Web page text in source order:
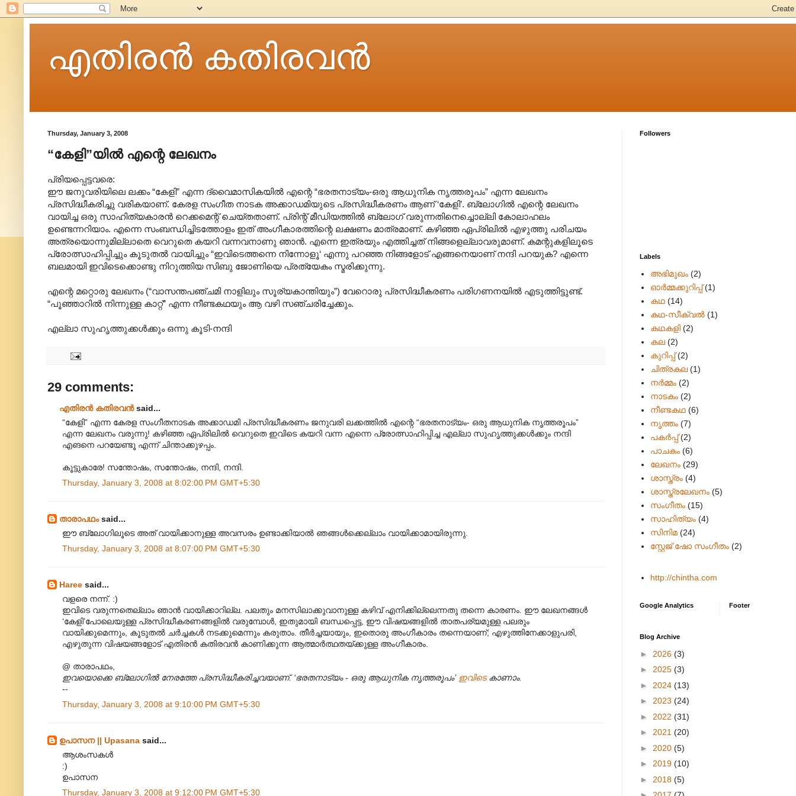
എതിരന്‍ കതിരവന്‍
Thursday, January 3, 2008
“കേളി”യില്‍ എന്റെ ലേഖനം
പ്രിയപ്പെട്ടവരെ:
ഈ ജനുവരിയിലെ ലക്കം “കേളി” എന്ന ദ്വൈമാസികയില്‍ എന്റെ “ഭരതനാട്യം-ഒരു ആധുനിക നൃത്തരൂപം” എന്ന ലേഖനം
പ്രസിദ്ധീകരിച്ചു വരികയാണ്. കേരള സംഗീത നാടക അക്കാഡമിയുടെ പ്രസിദ്ധീകരണം ആണ് ‘കേളി’. ബ്ലോഗില്‍ എന്റെ ലേഖനം
വായിച്ച ഒരു സാഹിത്യകാരന്‍ റെക്കമെന്റ് ചെയ്തതാണ്. പ്രിന്റ് മീഡിയത്തില്‍ ബ്ലോഗ് വരുന്നതിനെച്ചൊല്ലി കോലാഹലം
ഉണ്ടെന്നറിയാം. എന്നെ സംബന്ധിച്ചിടത്തോളം ഇത് അംഗീകാരത്തിന്റെ ലക്ഷണം മാത്രമാണ്. കഴിഞ്ഞ ഏപ്രിലില്‍ എഴുത്തു പരിചയം
അത്രയൊന്നുമില്ലാതെ വെറുതെ കയറി വന്നവനാണു ഞാന്‍. എന്നെ ഇത്രയും എത്തിച്ചത് നിങ്ങളെല്ലാവരുമാണ്. കമന്റുകളിലൂടെ
പ്രോത്സാഹിപ്പിച്ചും കൂടുതല്‍ വായിച്ചും “ഇവിടെത്തന്നെ നിന്നോളൂ‘ എന്നു പറഞ്ഞ നിങ്ങളോട് എങ്ങനെയാണ് നന്ദി പറയുക? എന്നെ
ബലമായി ഇവിടെക്കൊണ്ടു നിറുത്തിയ സിബു ജോണിയെ പ്രത്യേകം സ്മരിക്കുന്നു.
എന്റെ മറ്റൊരു ലേഖനം (“വാസന്തപഞ്ചമി നാളിലും സൂര്യകാന്തിയും”) വേറൊരു പ്രസിദ്ധീകരണം പരിഗണനയില്‍ എടുത്തിട്ടുണ്ട്.
“പൂഞ്ഞാറില്‍ നിന്നുള്ള കാറ്റ്” എന്ന നീണ്ടകഥയും ആ വഴി സഞ്ചരിച്ചേക്കും.
എല്ലാ സുഹൃത്തുക്കള്‍ക്കും ഒന്നു കൂടി-നന്ദി
29 comments:
എതിരന്‍ കതിരവന്‍said...
“കേളി” എന്ന കേരള സംഗീതനാടക അക്കാഡമി പ്രസിദ്ധീകരണം ജനുവരി ലക്കത്തില്‍ എന്റെ “ഭരതനാട്യം- ഒരു ആധുനിക നൃത്തരൂപം”
എന്ന ലേഖനം വരുന്നു! കഴിഞ്ഞ ഏപ്രിലില്‍ വെറുതെ ഇവിടെ കയറി വന്ന എന്നെ പ്രോത്സാഹിപ്പിച്ച എല്ലാ സുഹൃത്തുക്കള്‍ക്കും നന്ദി
എങനെ പറയേണ്ടൂ എന്ന് ചിന്താക്കുഴപ്പം.
കൂട്ടുകാരേ! സന്തോഷം, സന്തോഷം, നന്ദി, നന്ദി.
Thursday, January 3, 2008 at 8:02:00 PM GMT+5:30
താരാപഥംsaid...
ഈ ബ്ലോഗിലൂടെ അത്‌ വായിക്കാനുള്ള അവസരം ഉണ്ടാക്കിയാല്‍ ഞങ്ങള്‍ക്കെല്ലാം വായിക്കാമായിരുന്നു.
Thursday, January 3, 2008 at 8:07:00 PM GMT+5:30
Haree said...
വളരെ നന്ന്. :)
ഇവിടെ വരുന്നതെല്ലാം ഞാന്‍ വായിക്കാറില്ല. പലതും മനസിലാക്കുവാനുള്ള കഴിവ് എനിക്കില്ലെന്നതു തന്നെ കാരണം. ഈ ലേഖനങ്ങള്‍
‘കേളി’പോലെയുള്ള പ്രസിദ്ധീകരണങ്ങളില്‍ വരുമ്പോള്‍, ഇതുമായി ബന്ധപ്പെട്ട, ഈ വിഷയങ്ങളില്‍ താതപര്യമുള്ള പലരും
വായിക്കുമെന്നും, കൂടുതല്‍ ചര്‍ച്ചകള്‍ നടക്കുമെന്നും കരുതാം. തീര്‍ച്ചയായും, ഇതൊരു അംഗീകാരം തന്നെയാണ്; എഴുത്തിനേക്കാളുപരി,
എഴുതുന്ന വിഷയങ്ങളോട് എതിരന്‍ കതിരവന്‍ കാണിക്കുന്ന ആത്മാര്‍ത്ഥതയ്ക്കുള്ള അംഗീകാരം.
@ താരാപഥം,
ഇവയൊക്കെ ബ്ലോഗില്‍ നേരത്തേ പ്രസിദ്ധീകരിച്ചവയാണ്. ‘ഭരതനാട്യം - ഒരു ആധുനിക നൃത്തരൂപം’ ഇവിടെകാണാം.
--
Thursday, January 3, 2008 at 9:10:00 PM GMT+5:30
ഉപാസന || Upasana said...
ആശംസകള്‍
:)
ഉപാസന
Thursday, January 3, 2008 at 9:12:00 PM GMT+5:30
Followers
Labels
അഭിമുഖം (2)
ഓർമ്മക്കുറിപ്പ് (1)
കഥ (14)
കഥ-സീക്വല്‍ (1)
കഥകളി (2)
കല (2)
കുറിപ്പ് (2)
ചിത്രകല (1)
നർമ്മം (2)
നാടകം (2)
നീണ്ടകഥ (6)
നൃത്തം (7)
പകര്‍പ്പ് (2)
പാചകം (6)
ലേഖനം (29)
ശാസ്ത്രം (4)
ശാസ്ത്രലേഖനം (5)
സംഗീതം (15)
സാഹിത്യം (4)
സിനിമ (24)
സ്റ്റേജ് ഷോ സംഗീതം (2)
http://chintha.com
Google Analytics Footer
Blog Archive
► 2026 (3)
► 2025 (3)
► 2024 (13)
► 2023 (24)
► 2022 (31)
► 2021 (20)
► 2020 (5)
► 2019 (10)
► 2018 (5)